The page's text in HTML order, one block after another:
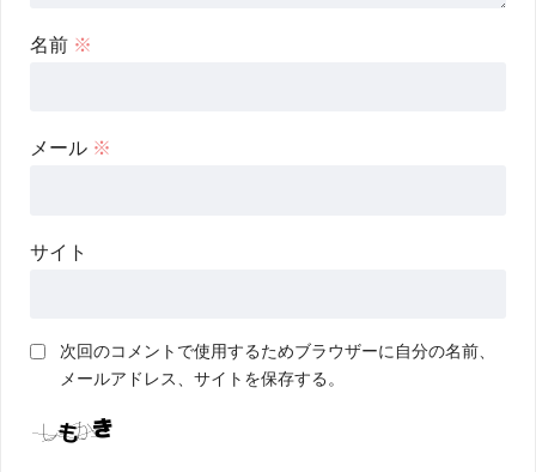
名前 ※
メール ※
サイト
次回のコメントで使用するためブラウザーに自分の名前、
メールアドレス、サイトを保存する。